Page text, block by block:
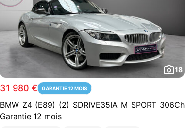
18
31 980 € GARANTIE 12 MOIS
BMW Z4 (E89) (2) SDRIVE35IA M SPORT 306Ch
Garantie 12 mois